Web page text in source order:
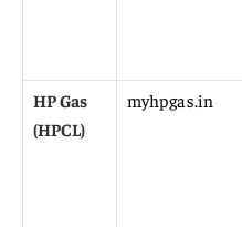
HP Gas
(HPCL)
myhpgas.in